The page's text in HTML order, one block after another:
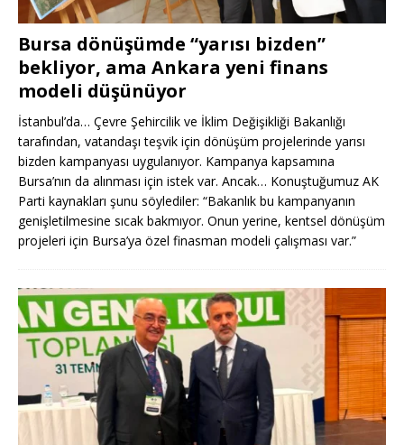
Bursa dönüşümde “yarısı bizden”
bekliyor, ama Ankara yeni finans
modeli düşünüyor
İstanbul’da… Çevre Şehircilik ve İklim Değişikliği Bakanlığı
tarafından, vatandaşı teşvik için dönüşüm projelerinde yarısı
bizden kampanyası uygulanıyor. Kampanya kapsamına
Bursa’nın da alınması için istek var. Ancak… Konuştuğumuz AK
Parti kaynakları şunu söylediler: “Bakanlık bu kampanyanın
genişletilmesine sıcak bakmıyor. Onun yerine, kentsel dönüşüm
projeleri için Bursa’ya özel finasman modeli çalışması var.”